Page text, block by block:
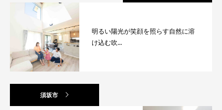
明るい陽光が笑顔を照らす自然に溶
け込む吹...
須坂市